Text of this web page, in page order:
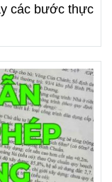
các bước thực